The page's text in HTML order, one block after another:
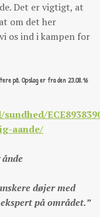
Det er vigtigt, at
om det her
os ind i kampen for
på. Opslag er fra den 23.08.16
aande/
døjer med
på området.”